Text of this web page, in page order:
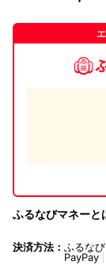
ふるなびマネーと
決済方法： ふるな
PayPay